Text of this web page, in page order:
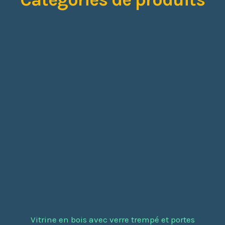
Vitrine en bois avec verre trempé et portes